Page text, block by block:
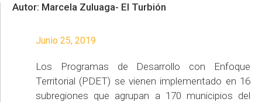
Autor: Marcela Zuluaga- El Turbión
Junio 25, 2019
Los Programas de Desarrollo con Enfoque
Territorial (PDET) se vienen implementado en 16
subregiones que agrupan a 170 municipios del